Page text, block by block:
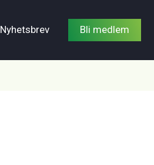
Nyhetsbrev Bli medlem